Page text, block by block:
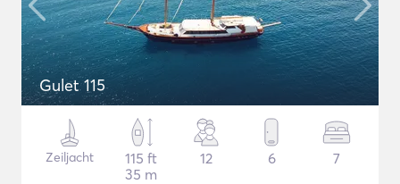
Gulet 115
Zeiljacht
115 ft
35 m
12 6 7